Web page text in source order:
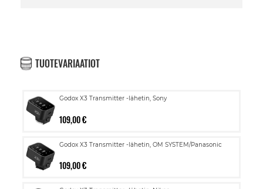
TUOTEVARIAATIOT
Godox X3 Transmitter -lähetin, Sony
109,00 €
Godox X3 Transmitter -lähetin, OM SYSTEM/Panasonic
109,00 €